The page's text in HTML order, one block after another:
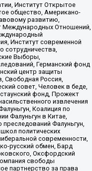
Институт Открытое
общество, Американо-
развитию,
Международных Отношений,
Институт современной
сотрудничества,
Выборы,
Германский фонд
центр защиты
Россия,
совет, Человек в беде,
фонд, Прожект
извлечения
Коалиция по
Фалуньгун в Китае,
Фалуньгун,
политических
современности,
русский обмен, Бард
Оксфордский
свободы
партнерство за права